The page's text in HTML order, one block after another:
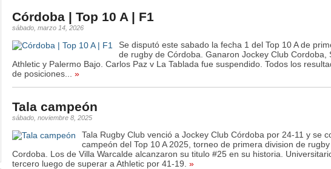
Córdoba | Top 10 A | F1
sábado, marzo 14, 2026
Se disputó este sabado la fecha 1 del Top 10 A de
de rugby de Córdoba. Ganaron Jockey Club Cordoba,
Athletic y Palermo Bajo. Carlos Paz v La Tablada fue suspendido. Todos los
de posiciones...
»
Tala campeón
sábado, noviembre 8, 2025
Tala Rugby Club venció a Jockey Club Córdoba por 24-11 y se
campeón del Top 10 A 2025, torneo de primera division de rugby
Cordoba. Los de Villa Warcalde alcanzaron su titulo #25 en su historia.
tercero luego de superar a Athletic por 41-19. »